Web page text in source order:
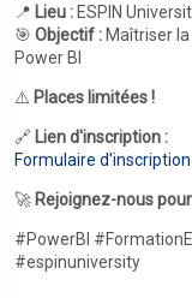
📍 Lieu : ESPIN
🎯 Objectif : Maîtriser
Power BI
⚠️ Places limitées !
🔗 Lien d'inscription :
Formulaire d'inscription
🚀 Rejoignez-nous
#PowerBI
#espinuniversity